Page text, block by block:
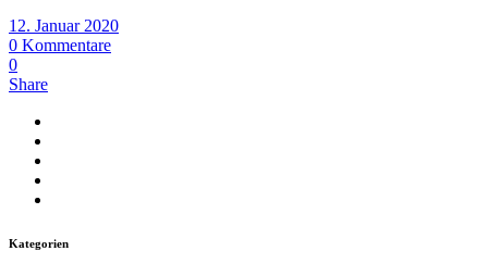
12. Januar 2020
0 Kommentare
0
Share
Kategorien